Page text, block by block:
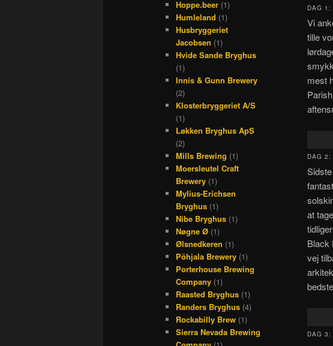
DAG 1:
Vi
tille
mest
DAG 2:
at
Black
vej
DAG
Hoppe.beer (1)
Humleland (1)
Husbryggeriet
Jacobsen (1)
Hvide Sande Bryghus
(1)
Innis & Gunn Brewery
(2)
Klosterbryggeriet A/S
(1)
Løkken Bryghus ApS
(2)
Mills Brewing (1)
Moersleutel Craft
Brewery (1)
Mylius-Erichsen
Bryghus (1)
Nibe Bryghus (1)
Nøgne Ø (1)
Ølsnedkeren (1)
Põhjala Brewery (1)
Porterhouse Brewing
Company (1)
Raasted Bryghus (1)
Randers Bryghus (4)
Rockabilly Brew (1)
Sierra Nevada Brewing